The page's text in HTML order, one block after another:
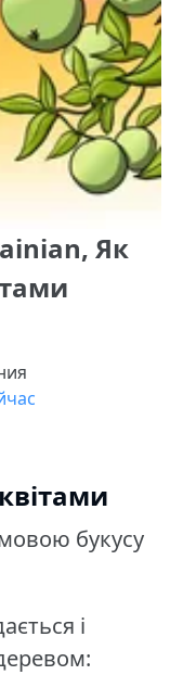
Як
мовою букусу
і